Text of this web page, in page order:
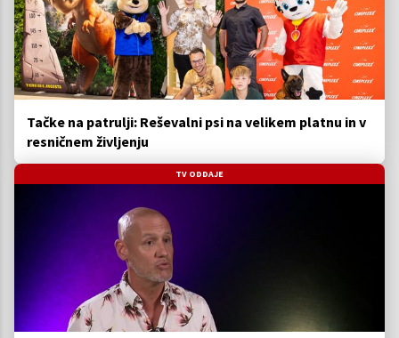
Tačke na patrulji: Reševalni psi na velikem platnu in v
resničnem življenju
TV ODDAJE